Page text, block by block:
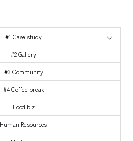
#1 Case study
#2 Gallery
#3 Community
#4 Coffee break
Food biz
Human Resources